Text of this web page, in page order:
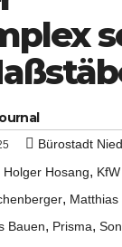
Bürostadt
Holger Hosang,
, Matthias
Bauen, Prisma,